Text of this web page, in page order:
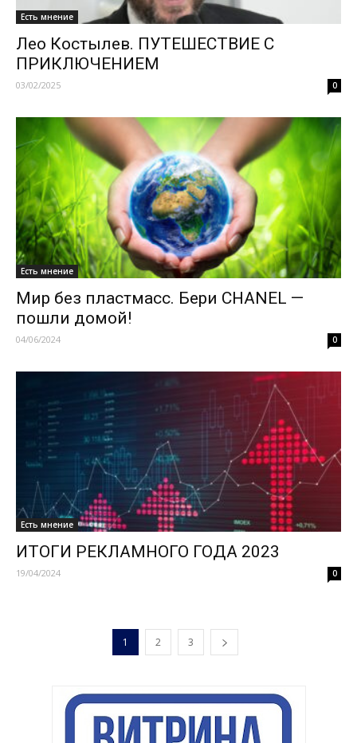
Есть мнение
Лео Костылев. ПУТЕШЕСТВИЕ С
ПРИКЛЮЧЕНИЕМ
03/02/2025 0
Есть мнение
Мир без пластмасс. Бери CHANEL —
пошли домой!
04/06/2024 0
Есть мнение
ИТОГИ РЕКЛАМНОГО ГОДА 2023
19/04/2024 0
1 2 3